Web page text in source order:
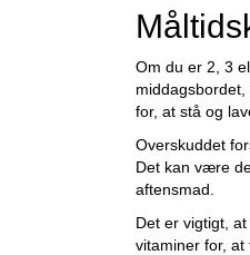
Om du er 2, 3
for, at stå og
Overskuddet
Det kan være
aftensmad.
Det er vigtigt,
vitaminer for,